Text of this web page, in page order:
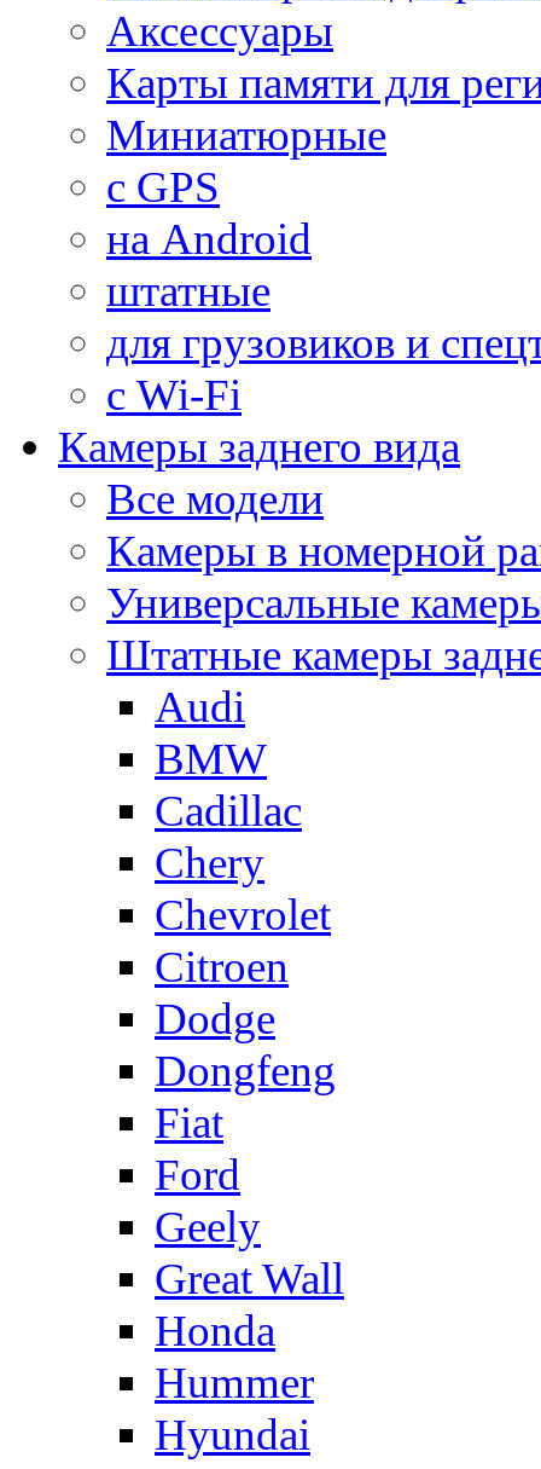
Аксессуары
Карты памяти для
Миниатюрные
с GPS
на Android
штатные
для грузовиков и
с Wi-Fi
Камеры заднего вида
Все модели
Камеры в номерной
Универсальные
Штатные камеры
Audi
BMW
Cadillac
Chery
Chevrolet
Citroen
Dodge
Dongfeng
Fiat
Ford
Geely
Great Wall
Honda
Hummer
Hyundai